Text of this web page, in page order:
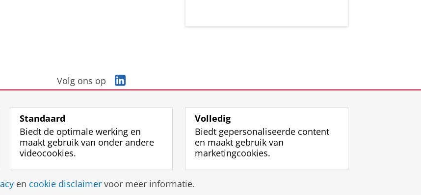
Volg ons op
i
d
I
a
& Copyright Privacy Cookies Inloggen
Standaard
Biedt de optimale werking en
maakt gebruik van onder andere
videocookies.
Volledig
Biedt gepersonaliseerde content
en maakt gebruik van
marketingcookies.
en cookie disclaimer voor meer informatie.